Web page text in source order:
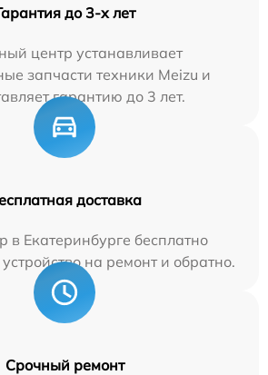
до 3-х лет
центр устанавливает
запчасти техники Meizu и
гарантию до 3 лет.
доставка
в Екатеринбурге бесплатно
на ремонт и обратно.
Срочный ремонт